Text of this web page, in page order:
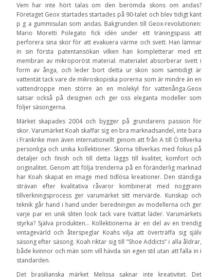
Vem har inte hört talas om den berömda skons om andas?
Företaget Geox startades startades på 90-talet och blev tidigt känt
p g a gummisulan som andas. Bakgrunden till Geox-revolutionen:
Mario Moretti Polegato fick idén under ett träningspass att
perforera sina skor för att evakuera värme och svett. Han lämnar
in sin första patentansökan vilken han kompletterar med ett
membran av mikroporöst material. materialet absorberar svett i
form av ånga, och leder bort detta ur skon som samtidigt är
vattentät tack vare de mikroskopiska porerna som är mindre än en
vattendroppe men större än en molekyl för vattenånga.Geox
satsar också på designen och ger oss eleganta modeller som
följer säsongerna.
Märket skapades 2004 och bygger på grundarens passion för
skor. Varumärket Koah skaffar sig en bra marknadsandel, inte bara
i Frankrike men även internationellt genom att från A till Ö tillverka
personliga och unika kollektioner. Skorna tillverkas med fokus på
detaljer och finish och till detta läggs till kvalitet, komfort och
originalitet. Genom att följa trenderna på en föränderlig marknad
har Koah skapat en image med tidlösa kreationer. Den ständiga
strävan efter kvalitativa råvaror kombinerat med noggrann
tillverkningsprocess ger varumärket sitt mervärde. Kunskap och
teknik går hand i hand under beredningen av modellerna och ger
varje par en unik sliten look tack vare tvättat läder. Varumärkets
styrka? Själva produkten… Kollektionerna är en del av en trendig
vintagevärld och återspeglar Koahs vilja att överträffa sig själv
säsong efter säsong. Koah riktar sig till ”Shoe Addicts” i alla åldrar,
både kvinnor och män som vill hävda sin egen stil utan att falla in i
standarden.
Det brasilianska märket Melissa saknar inte kreativitet. Det